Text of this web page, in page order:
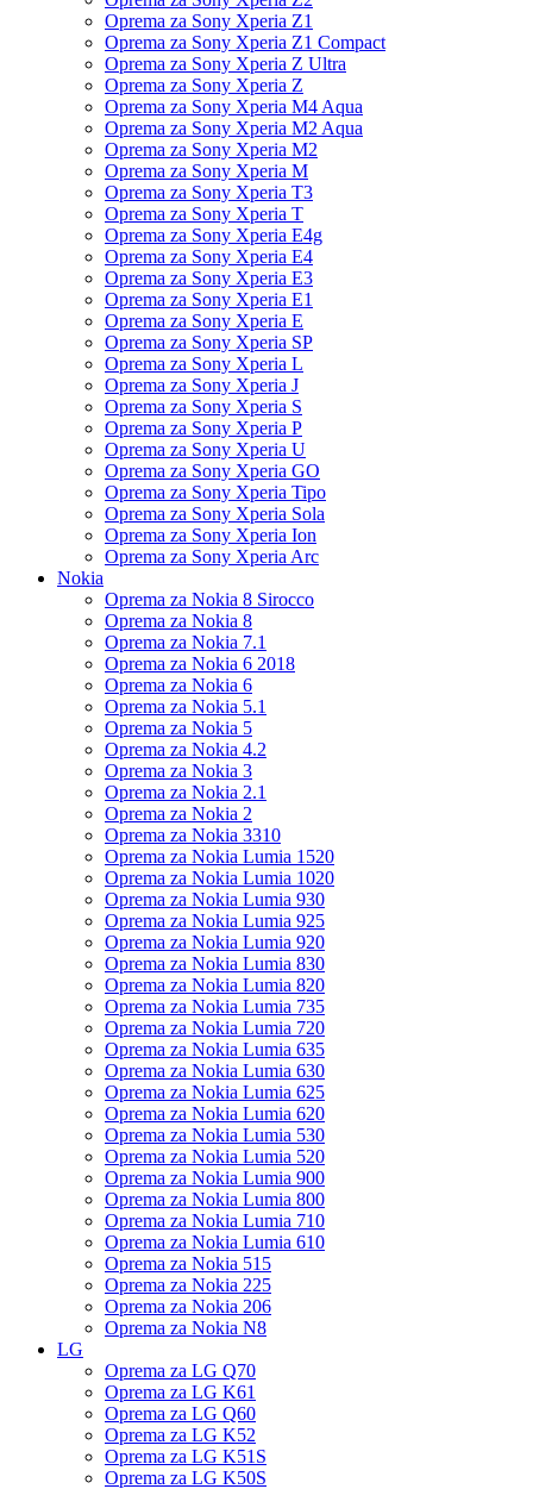
Oprema za Sony Xperia Z1
Oprema za Sony Xperia Z1 Compact
Oprema za Sony Xperia Z Ultra
Oprema za Sony Xperia Z
Oprema za Sony Xperia M4 Aqua
Oprema za Sony Xperia M2 Aqua
Oprema za Sony Xperia M2
Oprema za Sony Xperia M
Oprema za Sony Xperia T3
Oprema za Sony Xperia T
Oprema za Sony Xperia E4g
Oprema za Sony Xperia E4
Oprema za Sony Xperia E3
Oprema za Sony Xperia E1
Oprema za Sony Xperia E
Oprema za Sony Xperia SP
Oprema za Sony Xperia L
Oprema za Sony Xperia J
Oprema za Sony Xperia S
Oprema za Sony Xperia P
Oprema za Sony Xperia U
Oprema za Sony Xperia GO
Oprema za Sony Xperia Tipo
Oprema za Sony Xperia Sola
Oprema za Sony Xperia Ion
Oprema za Sony Xperia Arc
Nokia
Oprema za Nokia 8 Sirocco
Oprema za Nokia 8
Oprema za Nokia 7.1
Oprema za Nokia 6 2018
Oprema za Nokia 6
Oprema za Nokia 5.1
Oprema za Nokia 5
Oprema za Nokia 4.2
Oprema za Nokia 3
Oprema za Nokia 2.1
Oprema za Nokia 2
Oprema za Nokia 3310
Oprema za Nokia Lumia 1520
Oprema za Nokia Lumia 1020
Oprema za Nokia Lumia 930
Oprema za Nokia Lumia 925
Oprema za Nokia Lumia 920
Oprema za Nokia Lumia 830
Oprema za Nokia Lumia 820
Oprema za Nokia Lumia 735
Oprema za Nokia Lumia 720
Oprema za Nokia Lumia 635
Oprema za Nokia Lumia 630
Oprema za Nokia Lumia 625
Oprema za Nokia Lumia 620
Oprema za Nokia Lumia 530
Oprema za Nokia Lumia 520
Oprema za Nokia Lumia 900
Oprema za Nokia Lumia 800
Oprema za Nokia Lumia 710
Oprema za Nokia Lumia 610
Oprema za Nokia 515
Oprema za Nokia 225
Oprema za Nokia 206
Oprema za Nokia N8
LG
Oprema za LG Q70
Oprema za LG K61
Oprema za LG Q60
Oprema za LG K52
Oprema za LG K51S
Oprema za LG K50S